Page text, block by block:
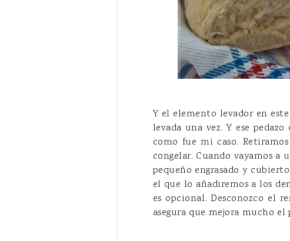
Y el elemento levador en
levada una vez. Y ese
como fue mi caso.
congelar. Cuando vayamos
pequeño engrasado y
el que lo añadiremos a los
es opcional. Desconozco el
asegura que mejora mucho el